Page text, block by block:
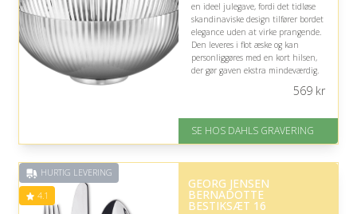
en ideel julegave, fordi det tidløse
skandinaviske design tilfører bordet
elegance uden at virke prangende.
Den leveres i flot æske og kan
personliggøres med en kort hilsen,
der gør gaven ekstra mindeværdig.
Fremragende Trustpilot rating
569kr
SE HOS DAHLS GRAVERING
HURTIG LEVERING
4.1
GEORG JENSEN
BERNADOTTE
BESTIKSÆT 16